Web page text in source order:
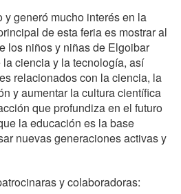
y generó mucho interés en la
de esta feria es mostrar al
los niños y niñas de Elgoibar
ciencia y la tecnología, así
relacionados con la ciencia, la
y aumentar la cultura científica
que profundiza en el futuro
la educación es la base
nuevas generaciones activas y
y colaboradoras: